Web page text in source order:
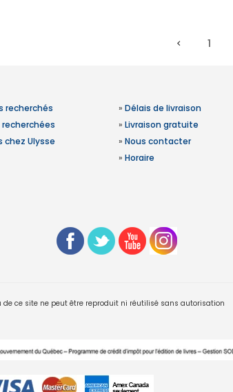
1
recherchés
chez Ulysse
» Délais de livraison
» Livraison gratuite
» Nous contacter
» Horaire
ce site ne peut être reproduit ni réutilisé sans autorisation